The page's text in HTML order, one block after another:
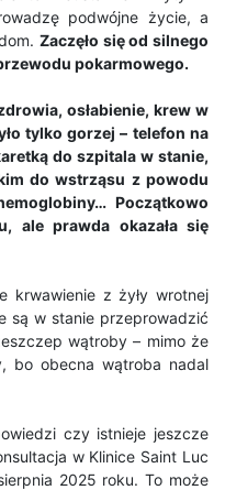
podwójne życie, a
Zaczęło się od silnego
pokarmowego.
osłabienie, krew w
tylko gorzej – telefon na
do szpitala w stanie,
do wstrząsu z powodu
Początkowo
ale prawda okazała się
krwawienie z żyły wrotnej
są w stanie przeprowadzić
wątroby – mimo że
bo obecna wątroba nadal
czy istnieje jeszcze
w Klinice Saint Luc
2025 roku. To może